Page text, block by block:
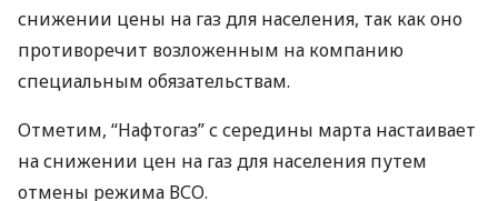
снижении цены на газ для населения, так как оно
противоречит возложенным на компанию
специальным обязательствам.
Отметим, “Нафтогаз” с середины марта настаивает
на снижении цен на газ для населения путем
отмены режима ВСО.